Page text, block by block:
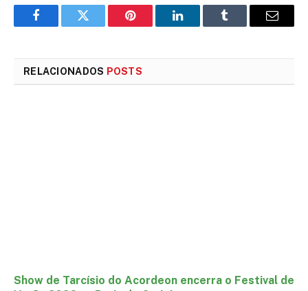
FacebookTwitter Pinterest LinkedInTumblr
E-
RELACIONADOS POSTS
Show de Tarcísio do Acordeon encerra o Festival de